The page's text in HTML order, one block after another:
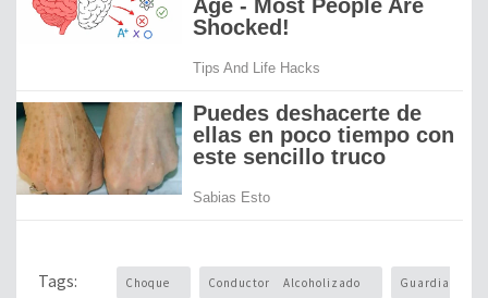
Tags: Choque Conductor Alcoholizado Guardia